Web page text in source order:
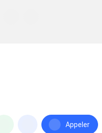
Appeler